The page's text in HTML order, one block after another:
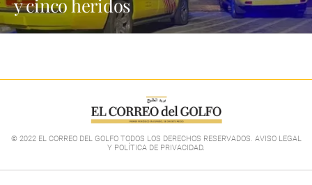
y cinco heridos
© 2022 EL CORREO DEL GOLFO TODOS LOS DERECHOS RESERVADOS. AVISO LEGAL
Y POLÍTICA DE PRIVACIDAD.